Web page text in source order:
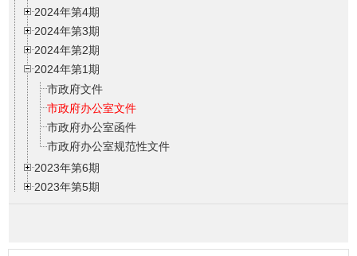
2024年第4期
2024年第3期
2024年第2期
2024年第1期
市政府文件
市政府办公室文件
市政府办公室函件
市政府办公室规范性文件
2023年第6期
2023年第5期